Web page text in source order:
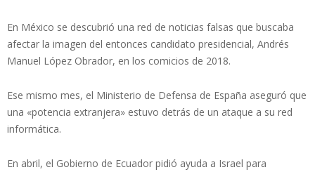
En México se descubrió una red de noticias falsas que buscaba
afectar la imagen del entonces candidato presidencial, Andrés
Manuel López Obrador, en los comicios de 2018.
Ese mismo mes, el Ministerio de Defensa de España aseguró que
una «potencia extranjera» estuvo detrás de un ataque a su red
informática.
En abril, el Gobierno de Ecuador pidió ayuda a Israel para